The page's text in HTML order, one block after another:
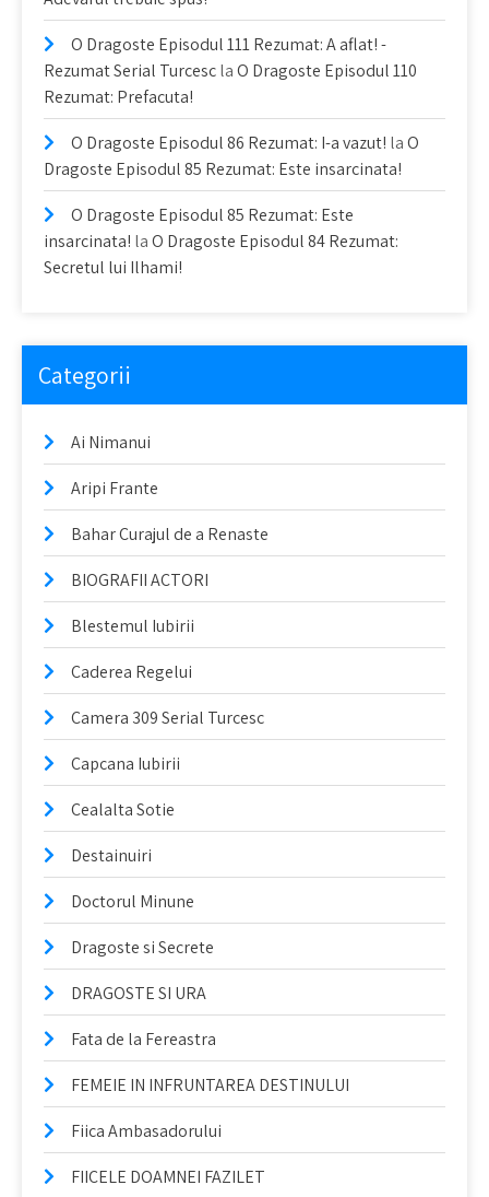
O Dragoste Episodul 111 Rezumat: A aflat! -
Rezumat Serial TurcesclaO Dragoste Episodul 110
Rezumat: Prefacuta!
O Dragoste Episodul 86 Rezumat: I-a vazut! laO
Dragoste Episodul 85 Rezumat: Este insarcinata!
O Dragoste Episodul 85 Rezumat: Este
insarcinata! laO Dragoste Episodul 84 Rezumat:
Secretul lui Ilhami!
Categorii
Ai Nimanui
Aripi Frante
Bahar Curajul de a Renaste
BIOGRAFII ACTORI
Blestemul Iubirii
Caderea Regelui
Camera 309 Serial Turcesc
Capcana Iubirii
Cealalta Sotie
Destainuiri
Doctorul Minune
Dragoste si Secrete
DRAGOSTE SI URA
Fata de la Fereastra
FEMEIE IN INFRUNTAREA DESTINULUI
Fiica Ambasadorului
FIICELE DOAMNEI FAZILET